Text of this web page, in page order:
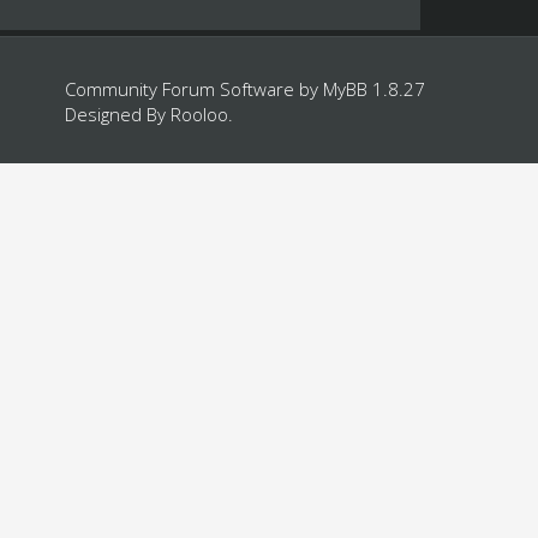
Community Forum Software by MyBB 1.8.27
Designed By Rooloo.